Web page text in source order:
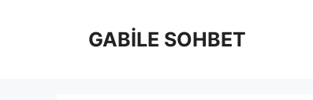
GABİLE SOHBET